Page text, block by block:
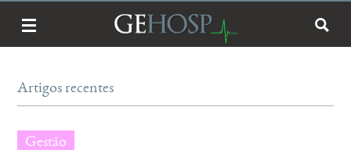
Artigos recentes
Gestão